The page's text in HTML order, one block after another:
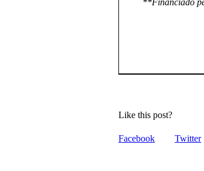
**Financiado
Like this post?
Facebook Twitter